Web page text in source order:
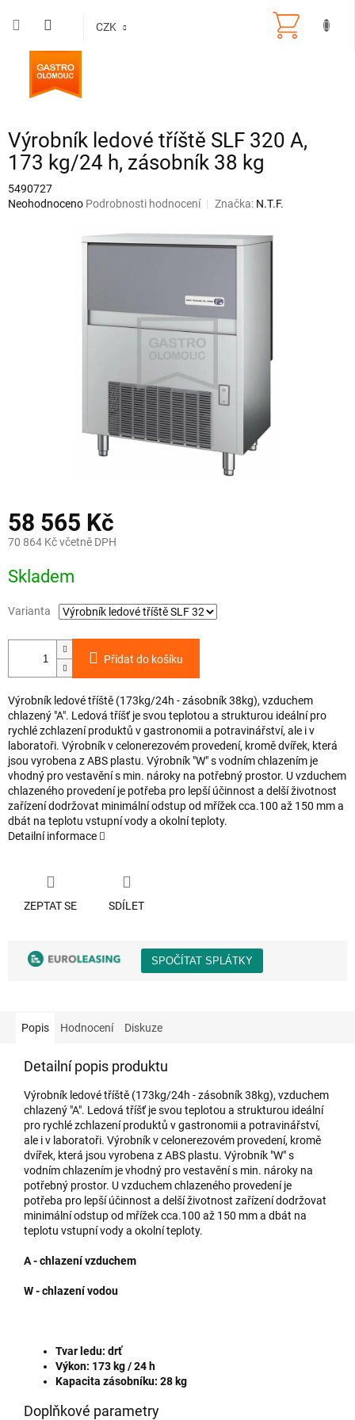
CZK
Výrobník ledové tříště SLF 320 A,
173 kg/24 h, zásobník 38 kg
5490727
Průměrné
Neohodnoceno Podrobnosti hodnocení Značka: N.T.F.
58 565 Kč
70 864 Kč včetně DPH
cena:
Skladem
Varianta
Přidat do košíku
Výrobník ledové tříště (173kg/24h - zásobník 38kg), vzduchem
chlazený "A". Ledová tříšť je svou teplotou a strukturou ideální pro
rychlé zchlazení produktů v gastronomii a potravinářství, ale i v
laboratoři. Výrobník v celonerezovém provedení, kromě dvířek, která
jsou vyrobena z ABS plastu. Výrobník "W" s vodním chlazením je
vhodný pro vestavění s min. nároky na potřebný prostor. U vzduchem
chlazeného provedení je potřeba pro lepší účinnost a delší životnost
zařízení dodržovat minimální odstup od mřížek cca.100 až 150 mm a
dbát na teplotu vstupní vody a okolní teploty.
Detailní informace
ZEPTAT SE SDÍLET
Popis Hodnocení Diskuze
Detailní popis produktu
Výrobník ledové tříště (173kg/24h - zásobník 38kg), vzduchem
chlazený "A". Ledová tříšť je svou teplotou a strukturou ideální
pro rychlé zchlazení produktů v gastronomii a potravinářství,
ale i v laboratoři. Výrobník v celonerezovém provedení, kromě
dvířek, která jsou vyrobena z ABS plastu. Výrobník "W" s
vodním chlazením je vhodný pro vestavění s min. nároky na
potřebný prostor. U vzduchem chlazeného provedení je
potřeba pro lepší účinnost a delší životnost zařízení dodržovat
minimální odstup od mřížek cca.100 až 150 mm a dbát na
teplotu vstupní vody a okolní teploty.
A - chlazení vzduchem
W - chlazení vodou
Tvar ledu: drť
Výkon: 173 kg / 24 h
Kapacita zásobníku: 28 kg
Doplňkové parametry